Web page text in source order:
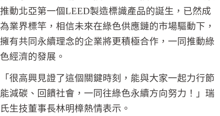
推動北亞第一個LEED製造標識產品的誕生，已然成
為業界標竿，相信未來在綠色供應鏈的市場驅動下，
擁有共同永續理念的企業將更積極合作，一同推動綠
色經濟的發展。
「很高興見證了這個關鍵時刻，能與大家一起力行節
能減碳、回饋社會，一同往綠色永續方向努力！」瑞
氏生技董事長林明樟熱情表示。